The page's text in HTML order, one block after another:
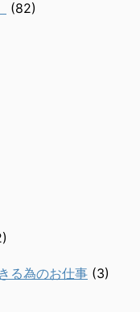
(82)
る為のお仕事 (3)